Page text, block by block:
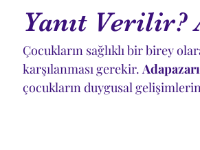
Yanıt Verilir?
Çocukların sağlıklı bir birey
karşılanması gerekir.
çocukların duygusal